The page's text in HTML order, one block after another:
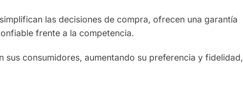
las decisiones de compra, ofrecen una garantía
frente a la competencia.
sus consumidores, aumentando su preferencia y fidelidad,